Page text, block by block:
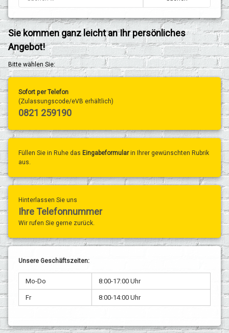
Sie kommen ganz leicht an Ihr persönliches
Angebot!
Bitte wählen Sie:
Sofort per Telefon
(Zulassungscode/eVB erhältlich)
0821 259190
Füllen Sie in Ruhe das Eingabeformularin Ihrer gewünschten Rubrik
aus.
Hinterlassen Sie uns
Ihre Telefonnummer
Wir rufen Sie gerne zurück.
Unsere Geschäftszeiten:
Mo-Do 8:00-17:00 Uhr
Fr 8:00-14:00 Uhr